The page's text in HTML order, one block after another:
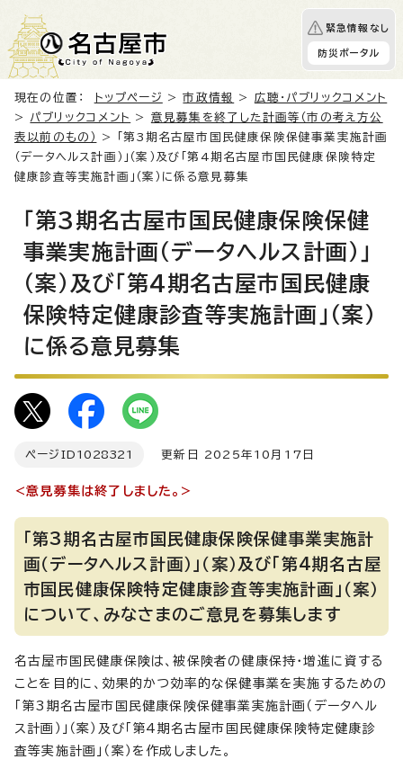
緊急情報なし
防災ポータル
現在の位置： トップページ >市政情報 > 広聴・パブリックコメント
> パブリックコメント > 意見募集を終了した計画等（市の考え方公
表以前のもの）
> 「第3期名古屋市国民健康保険保健事業実施計画
（データヘルス計画）」（案）及び「第4期名古屋市国民健康保険特定
健康診査等実施計画」（案）に係る意見募集
「第3期名古屋市国民健康保険保健
事業実施計画（データヘルス計画）」
（案）及び「第4期名古屋市国民健康
保険特定健康診査等実施計画」（案）
に係る意見募集
ページID 1028321 更新日 2025年10月17日
<意見募集は終了しました。>
「第3期名古屋市国民健康保険保健事業実施計
画（データヘルス計画）」（案）及び「第4期名古屋
市国民健康保険特定健康診査等実施計画」（案）
について、みなさまのご意見を募集します
名古屋市国民健康保険は、被保険者の健康保持・増進に資する
ことを目的に、効果的かつ効率的な保健事業を実施するための
「第3期名古屋市国民健康保険保健事業実施計画（データヘル
ス計画）」（案）及び「第4期名古屋市国民健康保険特定健康診
査等実施計画」（案）を作成しました。